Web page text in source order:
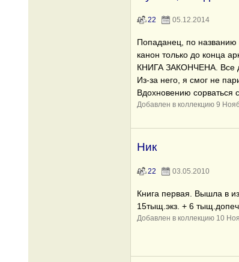
22 05.12.2014
Попаданец, по
канон только до конца
КНИГА ЗАКОНЧЕНА. Все
Из-за него, я смог не
Вдохновению сорваться
Добавлен в коллекцию 9
Ник
22 03.05.2010
Книга первая. Вышла в
15тыщ.экз. + 6
Добавлен в коллекцию 10